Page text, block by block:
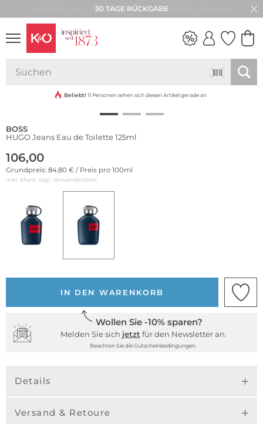
30 TAGE RÜCKGABE
VIBES
Beliebt! 11 Personen sehen sich diesen Artikel gerade an
BOSS
HUGO Jeans Eau de Toilette 125ml
106,00
Grundpreis: 84,80 € / Preis pro 100ml
inkl. Mwst zzgl. Versandkosten
IN DEN WARENKORB
Wollen Sie -10% sparen?
Melden Sie sich jetzt für den Newsletter an.
Beachten Sie die Gutscheinbedingungen.
Details
Versand & Retoure